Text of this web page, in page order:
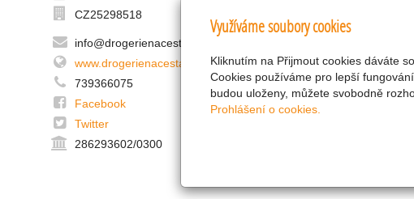
CZ25298518
info@drogerienacestach.cz
www.drogerienacestach.cz
739366075
Facebook
Twitter
286293602/0300
Využíváme soubory cookies
Kliknutím na Přijmout cookies dáváte
Cookies používáme pro lepší
budou uloženy, můžete svobodně
Prohlášení o cookies.